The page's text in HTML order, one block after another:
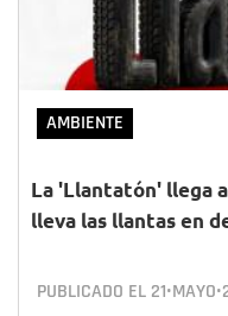
AMBIENTE
La 'Llantatón' llega
lleva las llantas en
PUBLICADO EL